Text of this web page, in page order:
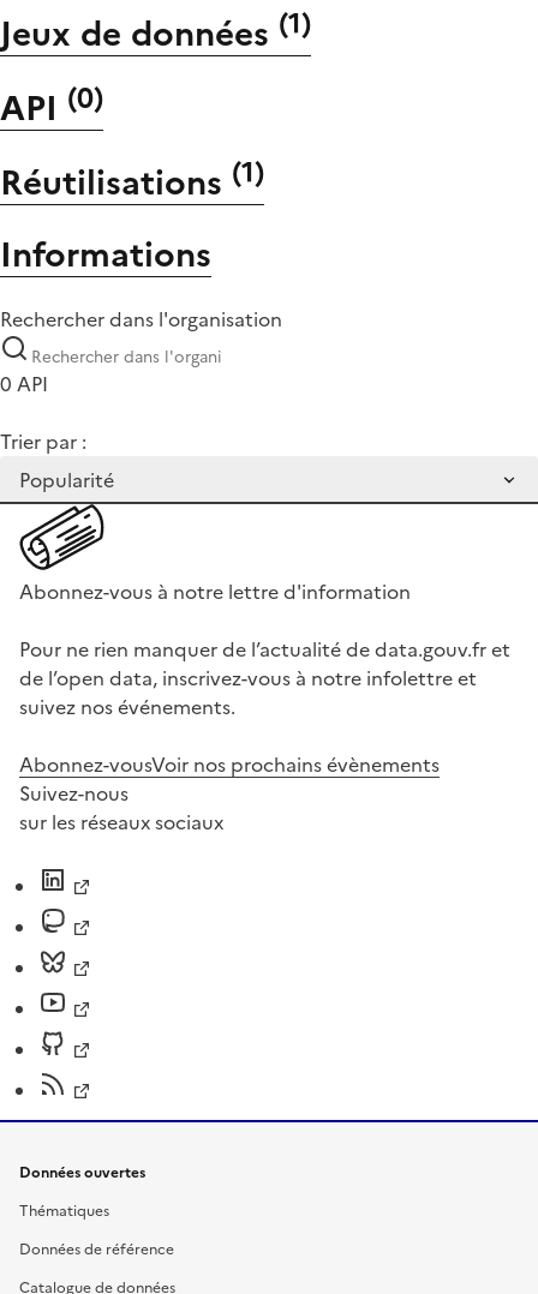
Jeux de données (1)
API (0)
Réutilisations (1)
Informations
Rechercher dans l'organisation
0 API
Trier par :
Abonnez-vous à notre lettre d'information
Pour ne rien manquer de l’actualité de data.gouv.fr et
de l’open data, inscrivez-vous à notre infolettre et
suivez nos événements.
Abonnez-vousVoir nos prochains évènements
Suivez-nous
sur les réseaux sociaux
Données ouvertes
Thématiques
Données de référence
Catalogue de données